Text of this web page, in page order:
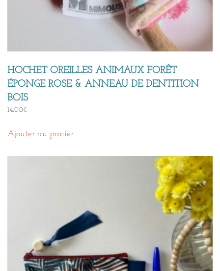
HOCHET OREILLES ANIMAUX FORÊT
ÉPONGE ROSE & ANNEAU DE DENTITION
BOIS
14,00€
Ajouter au panier